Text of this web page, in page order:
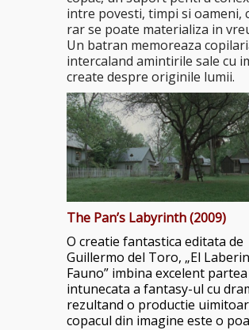
intre povesti, timpi si oameni,
rar se poate materializa in
Un batran memoreaza
intercaland amintirile sale cu
create despre originile lumii.
The Pan’s Labyrinth (2009)
O creatie fantastica editata de
Guillermo del Toro, „El
Fauno” imbina excelent partea
intunecata a fantasy-ul cu
rezultand o productie
copacul din imagine este o